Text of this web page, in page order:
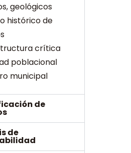
geológicos
histórico de
crítica
poblacional
municipal
de
de